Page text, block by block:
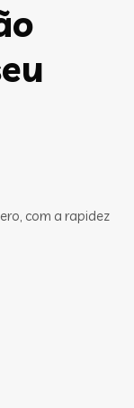
com a rapidez